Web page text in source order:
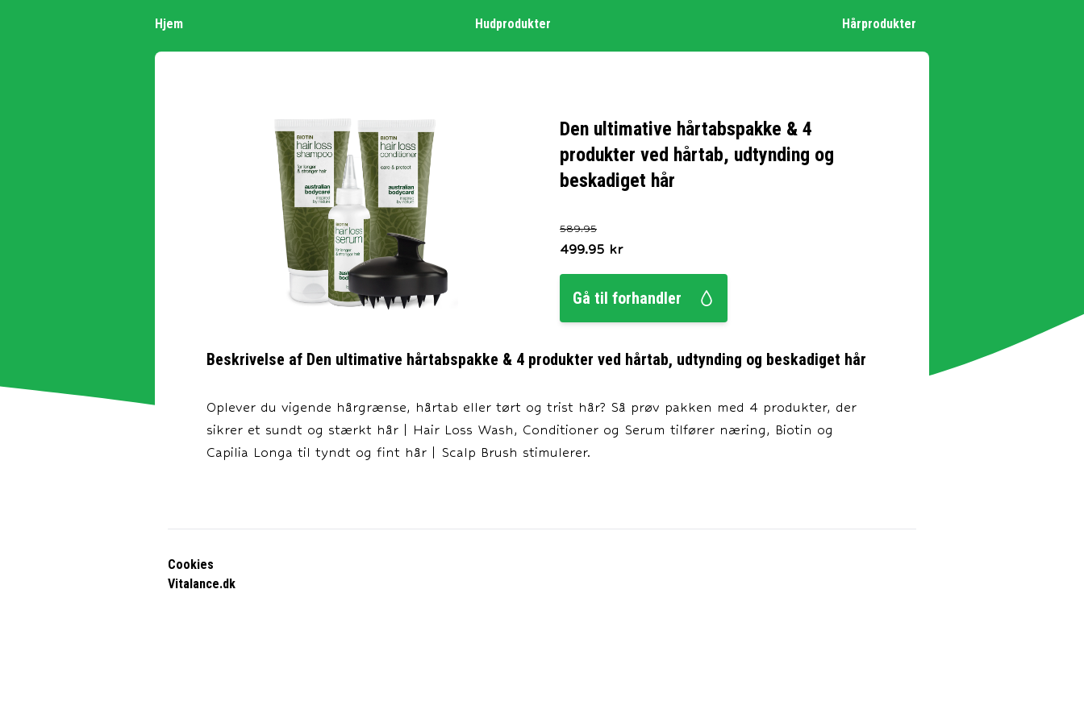
Hjem Hudprodukter Hårprodukter
Den ultimative hårtabspakke & 4
produkter ved hårtab, udtynding og
beskadiget hår
589.95
499.95 kr
Gå til forhandler
Beskrivelse af Den ultimative hårtabspakke & 4 produkter ved hårtab, udtynding og beskadiget hår
Oplever du vigende hårgrænse, hårtab eller tørt og trist hår? Så prøv pakken med 4 produkter, der
sikrer et sundt og stærkt hår | Hair Loss Wash, Conditioner og Serum tilfører næring, Biotin og
Capilia Longa til tyndt og fint hår | Scalp Brush stimulerer.
Cookies
Vitalance.dk